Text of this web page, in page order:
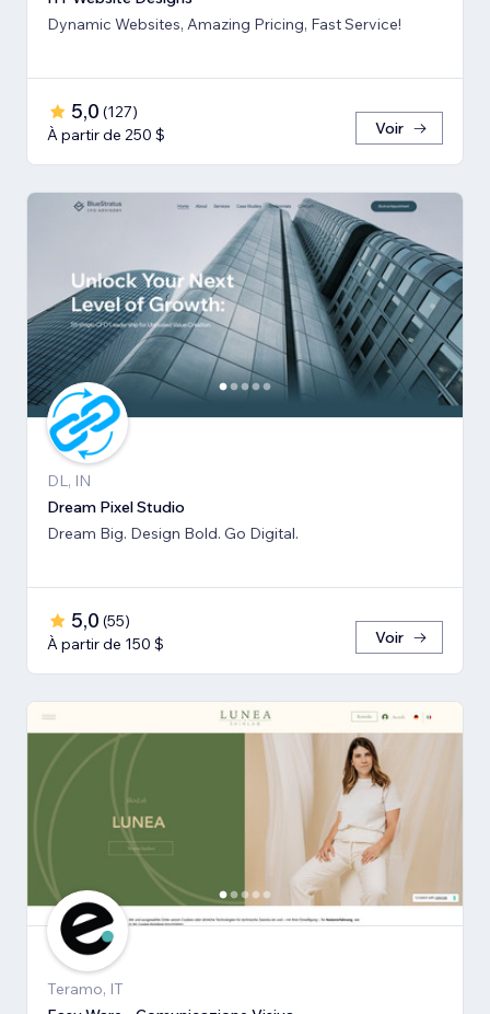
Dynamic Websites, Amazing Pricing, Fast Service!
5,0 (127)
À partir de 250 $
Voir
DL, IN
Dream Pixel Studio
Dream Big. Design Bold. Go Digital.
5,0 (55)
À partir de 150 $
Voir
Teramo, IT